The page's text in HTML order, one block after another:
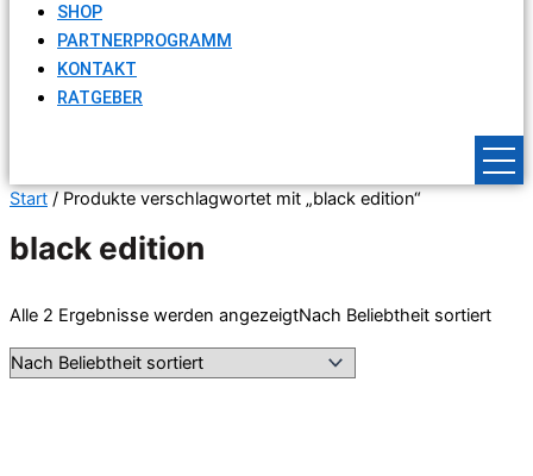
SHOP
PARTNERPROGRAMM
KONTAKT
RATGEBER
Start / Produkte verschlagwortet mit „black edition“
black edition
Alle 2 Ergebnisse werden angezeigtNach Beliebtheit sortiert